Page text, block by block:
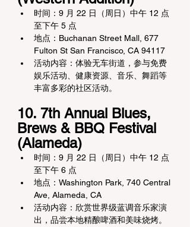
时间：9 月 22 日（周日）中午 12 点
至下午 5 点
地点：Buchanan Street Mall, 677
Fulton St San Francisco, CA 94117
活动内容：体验无车街道，参与免费
娱乐活动、健康资源、音乐、舞蹈等
丰富多彩的社区活动。
10. 7th Annual Blues,
Brews & BBQ Festival
(Alameda)
时间：9 月 22 日（周日）中午 12 点
至下午 6 点
地点：Washington Park, 740 Central
Ave, Alameda, CA
活动内容：欣赏世界级蓝调音乐家演
出，品尝本地精酿啤酒和美味烧烤。